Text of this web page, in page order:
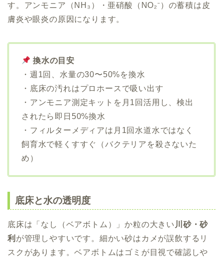
す。アンモニア（NH₃）・亜硝酸（NO₂⁻）の蓄積は皮
膚炎や眼炎の原因になります。
換水の目安
・週1回、水量の30〜50%を換水
・底床の汚れはプロホースで吸い出す
・アンモニア測定キットを月1回活用し、検出
されたら即日50%換水
・フィルターメディアは月1回水道水ではなく
飼育水で軽くすすぐ（バクテリアを殺さないた
め）
底床と水の透明度
底床は「なし（ベアボトム）」か粒の大きい 川砂・砂
利 が管理しやすいです。細かい砂はカメが誤飲するリ
スクがあります。ベアボトムはゴミが目視で確認しや